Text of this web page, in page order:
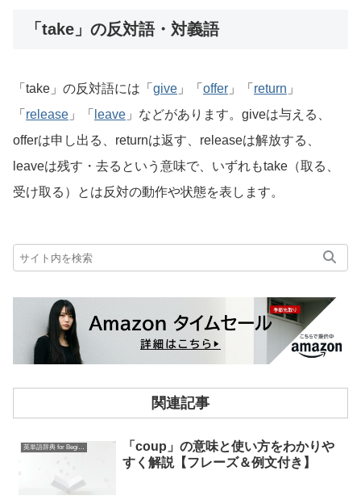
「take」の反対語・対義語
「take」の反対語には「 give 」「 offer 」「 return 」
「 release 」「 leave 」などがあります。giveは与える、
offerは申し出る、returnは返す、releaseは解放する、
leaveは残す・去るという意味で、いずれもtake（取る、
受け取る）とは反対の動作や状態を表します。
関連記事
英単語辞典 for Beginners
「coup」の意味と使い方をわかりや
すく解説【フレーズ＆例文付き】